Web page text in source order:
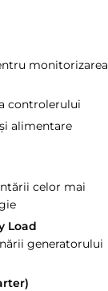
monitorizarea
controlerului
alimentare
celor mai
Load
generatorului